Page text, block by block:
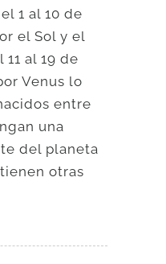
1 al 10 de
el Sol y el
al 19 de
Venus lo
entre
una
del planeta
otras